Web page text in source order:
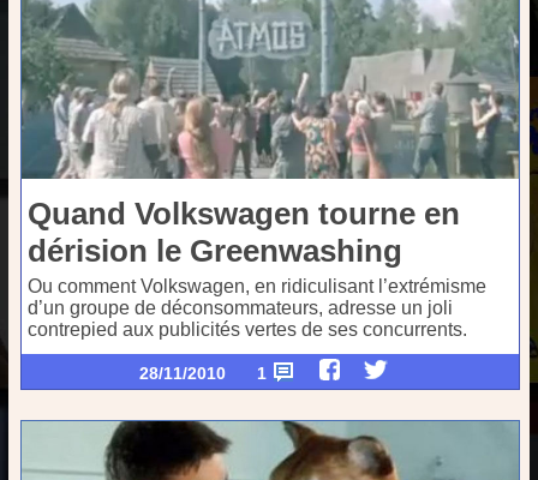
Quand Volkswagen tourne en
dérision le Greenwashing
Ou comment Volkswagen, en ridiculisant l’extrémisme
d’un groupe de déconsommateurs, adresse un joli
contrepied aux publicités vertes de ses concurrents.
28/11/2010 1